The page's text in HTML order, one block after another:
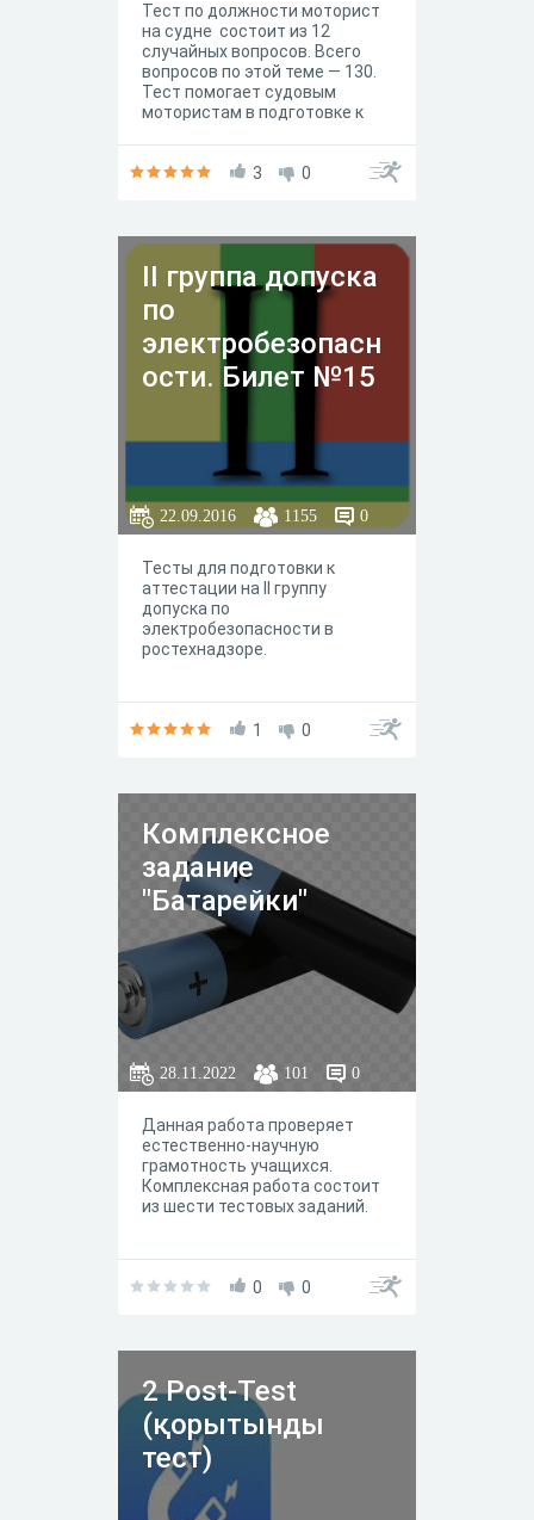
Тест по должности моторист
на судне состоит из 12
случайных вопросов. Всего
вопросов по этой теме — 130.
Тест помогает судовым
мотористам в подготовке к
свидетельства.
3 0
II группа допуска
по
электробезопасн
ости. Билет №15
22.09.2016 1155 0
Тесты для подготовки к
аттестации на II группу
допуска по
электробезопасности в
ростехнадзоре.
1 0
Комплексное
задание
"Батарейки"
28.11.2022 101 0
Данная работа проверяет
естественно-научную
грамотность учащихся.
Комплексная работа состоит
из шести тестовых заданий.
0 0
2 Post-Test
(қорытынды
тест)